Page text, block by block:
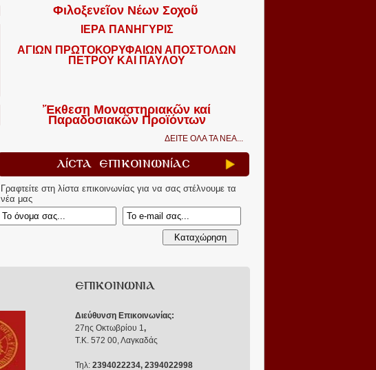
Φιλοξενεῖον Νέων Σοχοῦ
ΙΕΡΑ ΠΑΝΗΓΥΡΙΣ
ΑΓΙΩΝ ΠΡΩΤΟΚΟΡΥΦΑΙΩΝ ΑΠΟΣΤΟΛΩΝ
ΠΕΤΡΟΥ ΚΑΙ ΠΑΥΛΟΥ
Ἔκθεση Μοναστηριακῶν καί
Παραδοσιακῶν Προϊόντων
ΔΕΙΤΕ ΟΛΑ ΤΑ ΝΕΑ...
Λίστα Επικοινωνίας
Γραφτείτε στη λίστα επικοινωνίας για να σας στέλνουμε τα
νέα μας
ΕΠΙΚΟΙΝΩΝΙΑ
Διεύθυνση Επικοινωνίας:
27ης Οκτωβρίου 1,
Τ.Κ. 572 00, Λαγκαδάς
Τηλ: 2394022234, 2394022998